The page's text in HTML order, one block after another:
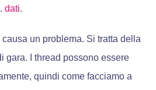
dati.
un problema. Si tratta della
gara. I thread possono essere
quindi come facciamo a